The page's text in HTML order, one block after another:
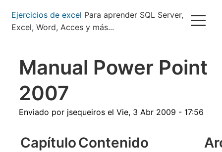
Pasar
contenido
Ejercicios de excel Para aprender SQL Server,
Excel, Word, Acces y más...
Manual Power Point
2007
Enviado por jsequeiros el Vie, 3 Abr 2009 - 17:56
CapítuloContenido